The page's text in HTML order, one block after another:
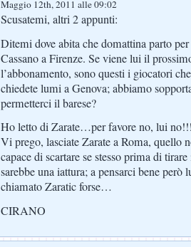
Maggio 12th, 2011 alle 09:02
Scusatemi, altri 2 appunti:
Ditemi dove abita che domattina parto
Cassano a Firenze. Se viene lui il
l’abbonamento, sono questi i giocatori
chiedete lumi a Genova; abbiamo
permetterci il barese?
Ho letto di Zarate…per favore no, lui
Vi prego, lasciate Zarate a Roma, quello
capace di scartare se stesso prima di
sarebbe una iattura; a pensarci bene però
chiamato Zaratic forse…
CIRANO